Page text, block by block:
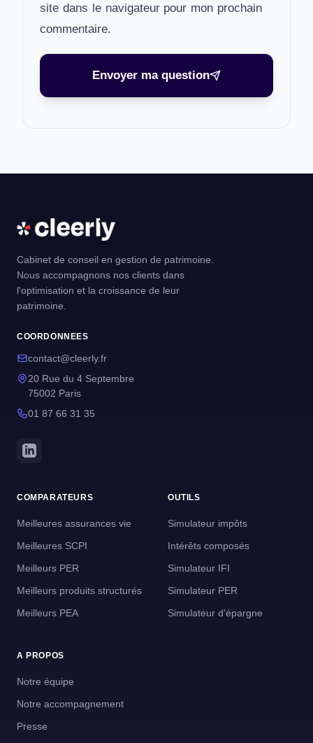
site dans le navigateur pour mon prochain
commentaire.
Envoyer ma question
Cabinet de conseil en gestion de patrimoine.
Nous accompagnons nos clients dans
l'optimisation et la croissance de leur
patrimoine.
COORDONNEES
contact@cleerly.fr
20 Rue du 4 Septembre
75002 Paris
01 87 66 31 35
COMPARATEURS
Meilleures assurances vie
Meilleures SCPI
Meilleurs PER
Meilleurs produits structurés
Meilleurs PEA
OUTILS
Simulateur impôts
Intérêts composés
Simulateur IFI
Simulateur PER
Simulateur d'épargne
A PROPOS
Notre équipe
Notre accompagnement
Presse